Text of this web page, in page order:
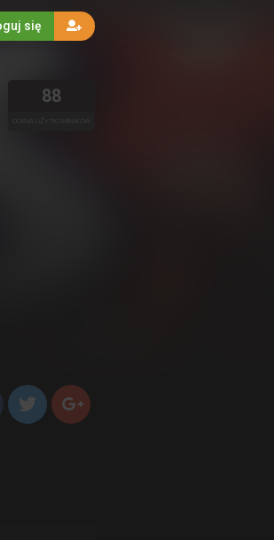
się
88
OCENA UŻYTKOWNIKÓW